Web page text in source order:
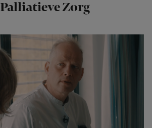
Palliatieve Zorg